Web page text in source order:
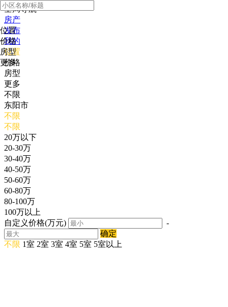
全局导航
房产
发布
我的
位置
价格
房型
更多
位置
价格
房型
更多
不限
东阳市
不限
不限
20万以下
20-30万
30-40万
40-50万
50-60万
60-80万
80-100万
100万以上
自定义价格(万元)
-
确定
不限 1室 2室 3室 4室 5室 5室以上